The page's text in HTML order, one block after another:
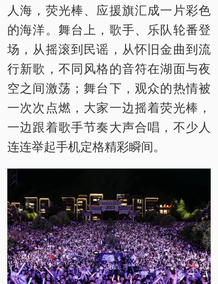
人海，荧光棒、应援旗汇成一片彩色
的海洋。舞台上，歌手、乐队轮番登
场，从摇滚到民谣，从怀旧金曲到流
行新歌，不同风格的音符在湖面与夜
空之间激荡；舞台下，观众的热情被
一次次点燃，大家一边摇着荧光棒，
一边跟着歌手节奏大声合唱，不少人
连连举起手机定格精彩瞬间。